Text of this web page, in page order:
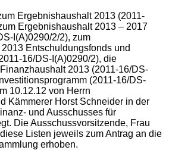
Ergebnishaushalt 2013 (2011-
Ergebnishaushalt 2013 – 2017
I(A)0290/2/2), zum
Entschuldungsfonds und
16/DS-I(A)0290/2), die
2013 (2011-16/DS-
(2011-16/DS-
10.12.12 von Herrn
Kämmerer Horst Schneider in der
und Ausschusses für
Die Ausschussvorsitzende, Frau
Listen jeweils zum Antrag an die
erhoben.